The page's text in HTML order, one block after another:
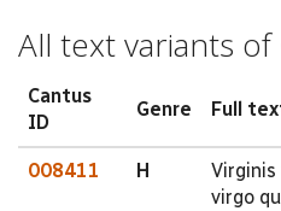
All text variants of
Cantus
ID
Genre Full
008411 H
virgo